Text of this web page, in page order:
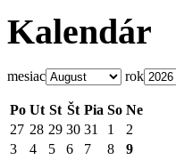
Kalendár
mesiac rok
Po Ut St Št Pia So Ne
27 28 29 30 31 1
2
3
4 5 6 7 8
9